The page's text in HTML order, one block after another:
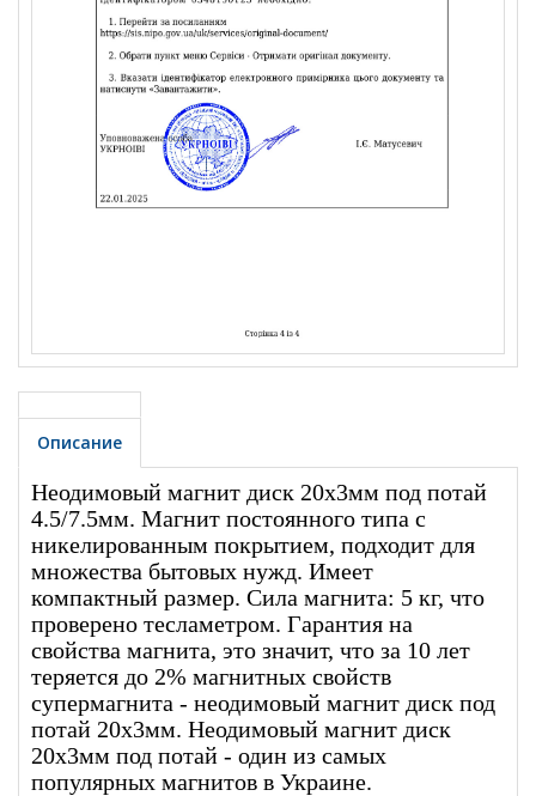
Описание
Неодимовый магнит диск 20x3мм под потай
4.5/7.5мм. Магнит постоянного типа с
никелированным покрытием, подходит для
множества бытовых нужд. Имеет
компактный размер. Сила магнита: 5 кг, что
проверено тесламетром. Гарантия на
свойства магнита, это значит, что за 10 лет
теряется до 2% магнитных свойств
супермагнита - неодимовый магнит диск под
потай 20х3мм. Неодимовый магнит диск
20х3мм под потай - один из самых
популярных магнитов в Украине.